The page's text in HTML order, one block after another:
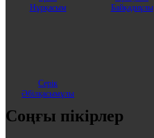
Нұрқасым
Байқадиұлы
Серік
Әбілқасымұлы
Соңғы пікірлер